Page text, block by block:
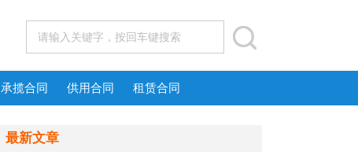
承揽合同 供用合同 租赁合同
最新文章